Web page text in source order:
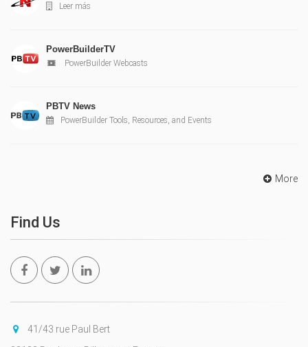
Leer más
PowerBuilderTV
PowerBuilder Webcasts
PBTV News
PowerBuilder Tools, Resources, and Events
More
Find Us
41/43 rue Paul Bert